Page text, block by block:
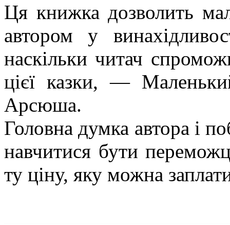
Ця книжка дозволить
автором у
наскільки читач
цієї казки, —
Арсюша.
Головна думка автора і
навчитися бути
ту ціну, яку можна